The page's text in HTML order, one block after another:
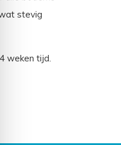
stevig
weken tijd.